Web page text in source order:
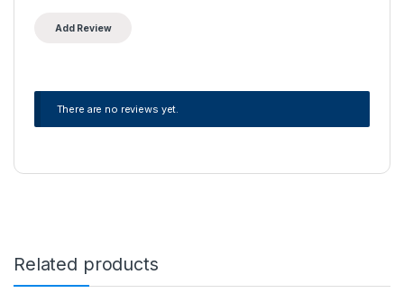
There are no reviews yet.
Related products